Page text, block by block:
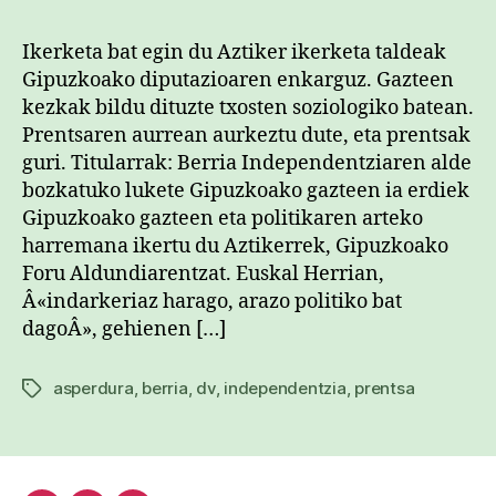
Ikerketa bat egin du Aztiker ikerketa taldeak
Gipuzkoako diputazioaren enkarguz. Gazteen
kezkak bildu dituzte txosten soziologiko batean.
Prentsaren aurrean aurkeztu dute, eta prentsak
guri. Titularrak: Berria Independentziaren alde
bozkatuko lukete Gipuzkoako gazteen ia erdiek
Gipuzkoako gazteen eta politikaren arteko
harremana ikertu du Aztikerrek, Gipuzkoako
Foru Aldundiarentzat. Euskal Herrian,
Â«indarkeriaz harago, arazo politiko bat
dagoÂ», gehienen […]
Etiketakasperdura berria dv, independentzia prentsa